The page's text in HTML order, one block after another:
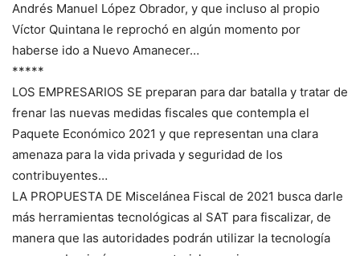
Andrés Manuel López Obrador, y que incluso al propio
Víctor Quintana le reprochó en algún momento por
haberse ido a Nuevo Amanecer…
*****
LOS EMPRESARIOS SE preparan para dar batalla y tratar de
frenar las nuevas medidas fiscales que contempla el
Paquete Económico 2021 y que representan una clara
amenaza para la vida privada y seguridad de los
contribuyentes…
LA PROPUESTA DE Miscelánea Fiscal de 2021 busca darle
más herramientas tecnológicas al SAT para fiscalizar, de
manera que las autoridades podrán utilizar la tecnología